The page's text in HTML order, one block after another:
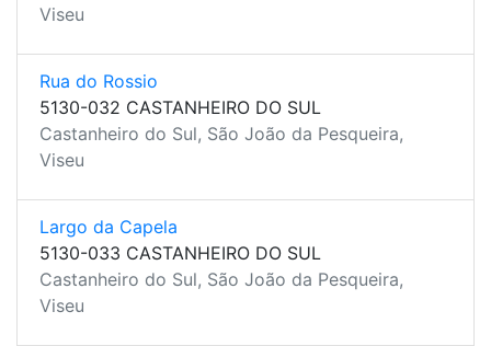
Viseu
Rua do Rossio
5130-032 CASTANHEIRO DO SUL
Castanheiro do Sul, São João da Pesqueira,
Viseu
Largo da Capela
5130-033 CASTANHEIRO DO SUL
Castanheiro do Sul, São João da Pesqueira,
Viseu